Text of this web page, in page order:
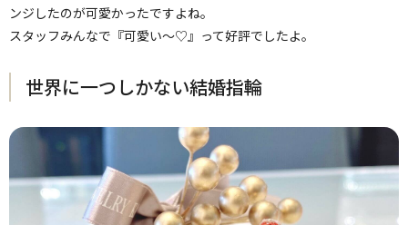
ンジしたのが可愛かったですよね。
スタッフみんなで『可愛い～♡』って好評でしたよ。
世界に一つしかない結婚指輪